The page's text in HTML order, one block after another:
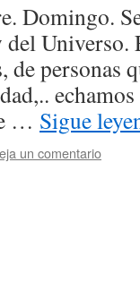
Domingo.
Universo.
de personas
echamos
… Sigue
un comentario